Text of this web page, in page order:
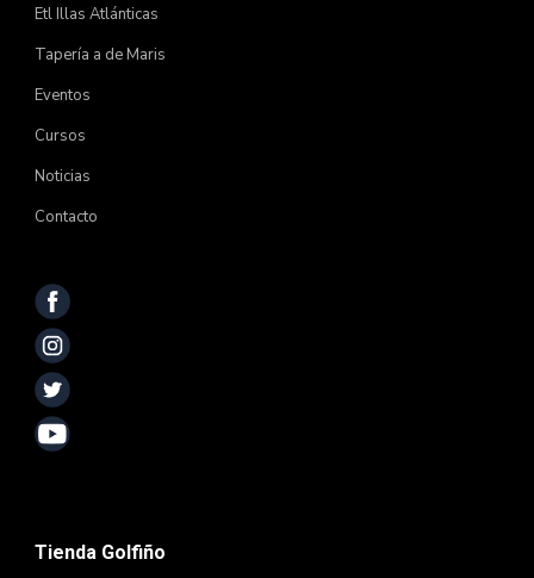
Etl Illas Atlánticas
Tapería a de Maris
Eventos
Cursos
Noticias
Contacto
Tienda Golfiño